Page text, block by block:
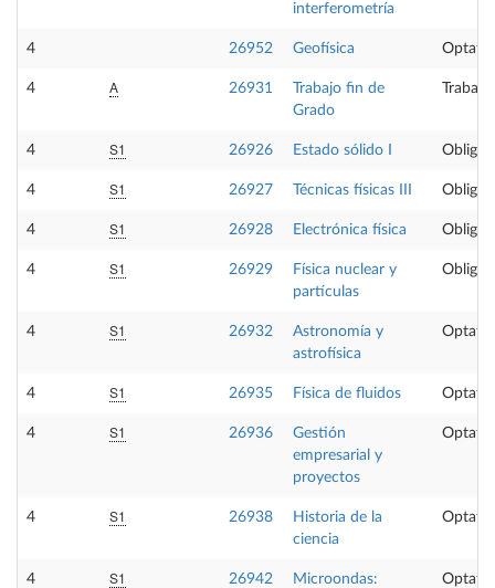
interferometría
4 26952 Geofísica
4 A 26931
Trabajo fin de
Grado
4 S1 26926 Estado sólido I
4 S1 26927 Técnicas físicas III
4 S1 26928 Electrónica física
4 S1 26929
Física nuclear y
partículas
4 S1 26932
Astronomía y
astrofísica
4 S1 26935 Física de fluidos
4 S1 26936
Gestión
empresarial y
proyectos
4 S1 26938
Historia de la
ciencia
4 S1 26942
Microondas: